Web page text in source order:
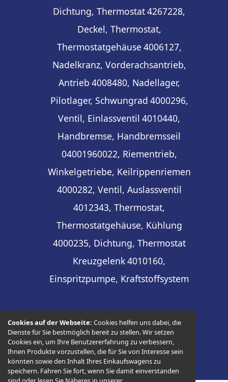
Cookies auf der Webseite:Cookies helfen uns dabei, die
Dienste für Sie bestmöglich bereit zu stellen. Wir setzen
Cookies ein, um Ihre Benutzererfahrung zu verbessern,
Ihnen Produkte vorzustellen, die für Sie von Interesse sein
könnten sowie den Inhalt Ihres Einkaufswagens zu
speichern. Fahren Sie fort, wenn Sie damit einverstanden
Dichtung, Thermostat4267228,
Deckel, Thermostat,
Thermostatgehäuse 4006127,
Nadelkranz, Vorderachsantrieb,
Antrieb 4008480, Nadellager,
Pilotlager, Schwungrad 4000296,
Ventil, Einlassventil 4010440,
Handbremse, Handbremsseil
04001960022, Riementrieb,
Winkelgetriebe, Keilrippenriemen
4000282, Ventil, Auslassventil
4012343, Thermostat,
Thermostatgehäuse, Kühlung
4000235, Dichtung, Thermostat
Kreuzgelenk4010160,
Einspritzpumpe, Kraftstoffsystem
© 2026 -Thüringer Ersatzteilhandel